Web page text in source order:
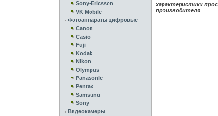
Sony-Ericsson
VK Mobile
Фотоаппараты цифровые
Canon
Casio
Fuji
Kodak
Nikon
Olympus
Panasonic
Pentax
Samsung
Sony
Видеокамеры
характеристики
производителя